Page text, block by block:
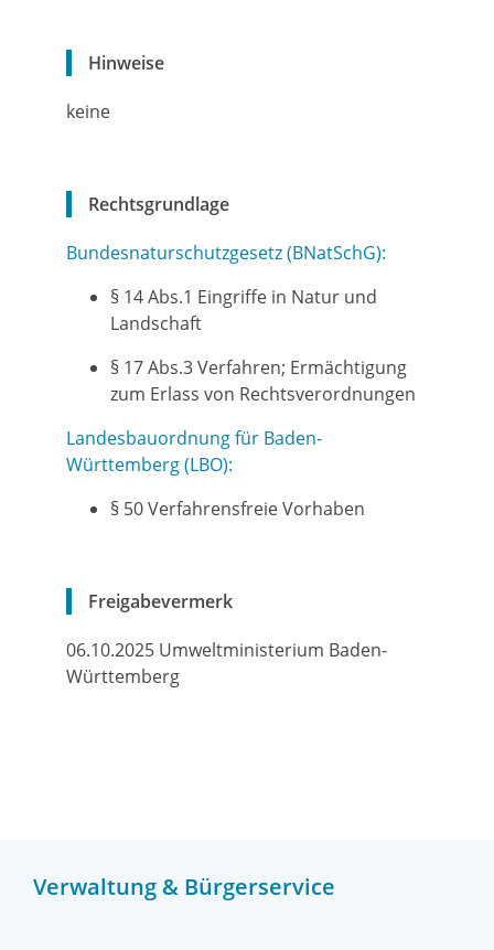
Verwaltung & Bürgerservice
Hinweise
keine
Rechtsgrundlage
Bundesnaturschutzgesetz (BNatSchG):
§ 14 Abs.1 Eingriffe in Natur und
Landschaft
§ 17 Abs.3 Verfahren; Ermächtigung
zum Erlass von Rechtsverordnungen
Landesbauordnung für Baden-
Württemberg (LBO):
§ 50 Verfahrensfreie Vorhaben
Freigabevermerk
06.10.2025 Umweltministerium Baden-
Württemberg